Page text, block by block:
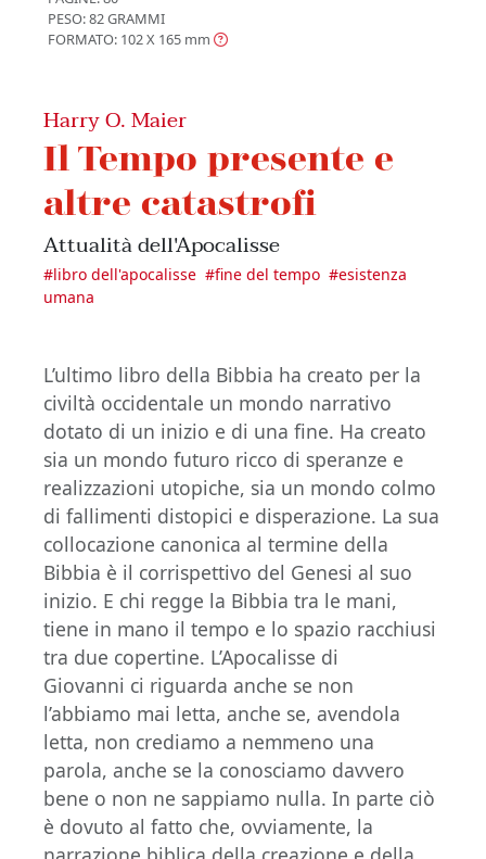
PESO: 82 GRAMMI
FORMATO: 102 X 165 mm
Harry O. Maier
Il Tempo presente e
altre catastrofi
Attualità dell'Apocalisse
#libro dell'apocalisse #fine del tempo #esistenza
umana
L’ultimo libro della Bibbia ha creato per la
civiltà occidentale un mondo narrativo
dotato di un inizio e di una fine. Ha creato
sia un mondo futuro ricco di speranze e
realizzazioni utopiche, sia un mondo colmo
di fallimenti distopici e disperazione. La sua
collocazione canonica al termine della
Bibbia è il corrispettivo del Genesi al suo
inizio. E chi regge la Bibbia tra le mani,
tiene in mano il tempo e lo spazio racchiusi
tra due copertine. L’Apocalisse di
Giovanni ci riguarda anche se non
l’abbiamo mai letta, anche se, avendola
letta, non crediamo a nemmeno una
parola, anche se la conosciamo davvero
bene o non ne sappiamo nulla. In parte ciò
è dovuto al fatto che, ovviamente, la